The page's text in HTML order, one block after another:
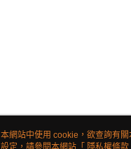
本網站中使用 cookie，欲查詢有
設定，請參閱本網站「 隱私權條款